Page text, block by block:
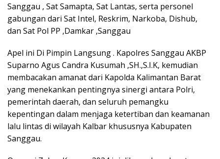
Sanggau , Sat Samapta, Sat Lantas, serta personel
gabungan dari Sat Intel, Reskrim, Narkoba, Dishub,
dan Sat Pol PP ,Damkar ,Sanggau
Apel ini Di Pimpin Langsung . Kapolres Sanggau AKBP
Suparno Agus Candra Kusumah ,SH.,S.I.K, kemudian
membacakan amanat dari Kapolda Kalimantan Barat
yang menekankan pentingnya sinergi antara Polri,
pemerintah daerah, dan seluruh pemangku
kepentingan dalam menjaga ketertiban dan keamanan
lalu lintas di wilayah Kalbar khususnya Kabupaten
Sanggau.